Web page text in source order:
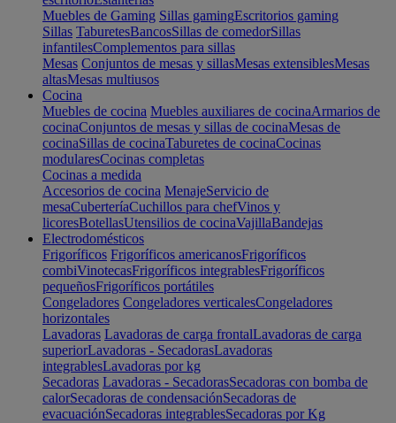
Muebles de Gaming Sillas gamingEscritorios gaming
Sillas TaburetesBancosSillas de comedorSillas
infantilesComplementos para sillas
Mesas Conjuntos de mesas y sillasMesas extensiblesMesas
altasMesas multiusos
Cocina
Muebles de cocina Muebles auxiliares de cocinaArmarios de
cocinaConjuntos de mesas y sillas de cocinaMesas de
cocinaSillas de cocinaTaburetes de cocinaCocinas
modularesCocinas completas
Cocinas a medida
Accesorios de cocina MenajeServicio de
mesaCuberteríaCuchillos para chefVinos y
licoresBotellasUtensilios de cocinaVajillaBandejas
Electrodomésticos
Frigoríficos Frigoríficos americanosFrigoríficos
combiVinotecasFrigoríficos integrablesFrigoríficos
pequeñosFrigoríficos portátiles
Congeladores Congeladores verticalesCongeladores
horizontales
Lavadoras Lavadoras de carga frontalLavadoras de carga
superiorLavadoras - SecadorasLavadoras
integrablesLavadoras por kg
Secadoras Lavadoras - SecadorasSecadoras con bomba de
calorSecadoras de condensaciónSecadoras de
evacuaciónSecadoras integrablesSecadoras por Kg